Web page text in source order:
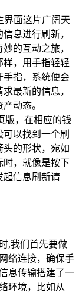
界面这片广阔天
息进行刷新，
的互动之旅，
样，用手指轻轻
手指，系统便会
最新的信息，
动态。
版，在相应的钱
以找到一个刷
的形状，宛如
时，就像是按下
起信息刷新请
,我们首先要做
络连接，确保手
息传输搭建了一
环境，比如从